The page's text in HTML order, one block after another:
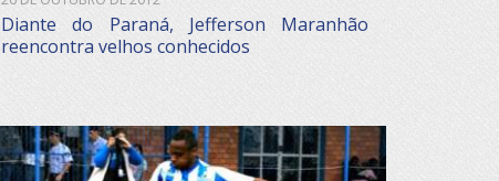
Diante do Paraná, Jefferson Maranhão
reencontra velhos conhecidos